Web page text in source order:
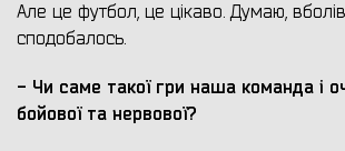
Але це футбол, це цікаво. Думаю,
сподобалось.
- Чи саме такої гри наша команда і
бойової та нервової?